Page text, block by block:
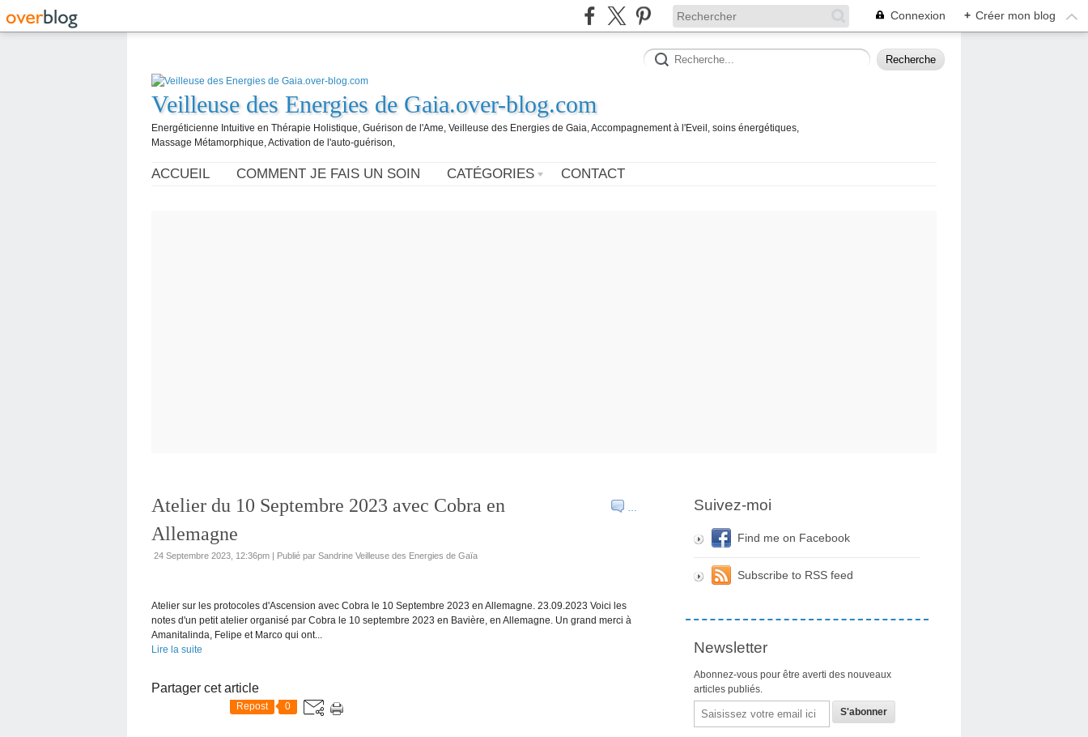
Connexion + Créer mon blog
Veilleuse des Energies de Gaia.over-blog.com
Energéticienne Intuitive en Thérapie Holistique, Guérison de l'Ame, Veilleuse des Energies de Gaia, Accompagnement à l'Eveil, soins énergétiques,
Massage Métamorphique, Activation de l'auto-guérison,
ACCUEIL COMMENT JE FAIS UN SOIN CATÉGORIES CONTACT
…
Atelier du 10 Septembre 2023 avec Cobra en
Allemagne
24 Septembre 2023, 12:36pm | Publié par Sandrine Veilleuse des Energies de Gaïa
Atelier sur les protocoles d'Ascension avec Cobra le 10 Septembre 2023 en Allemagne. 23.09.2023 Voici les
notes d'un petit atelier organisé par Cobra le 10 septembre 2023 en Bavière, en Allemagne. Un grand merci à
Amanitalinda, Felipe et Marco qui ont...
Lire la suite
Partager cet article
Repost 0
Suivez-moi
Find me on Facebook
Subscribe to RSS feed
Newsletter
Abonnez-vous pour être averti des nouveaux
articles publiés.
Email